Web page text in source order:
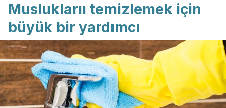
Musluklarıı temizlemek için
büyük bir yardımcı